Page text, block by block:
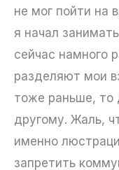
не мог пойти на
я начал
сейчас намного
разделяют мои
тоже раньше, то
другому. Жаль,
именно
запретить